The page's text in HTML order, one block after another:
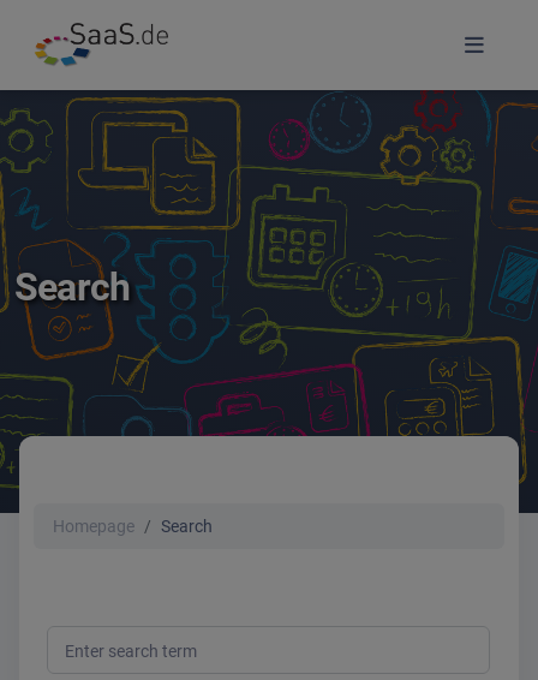
Search
Homepage Search
Enter search term